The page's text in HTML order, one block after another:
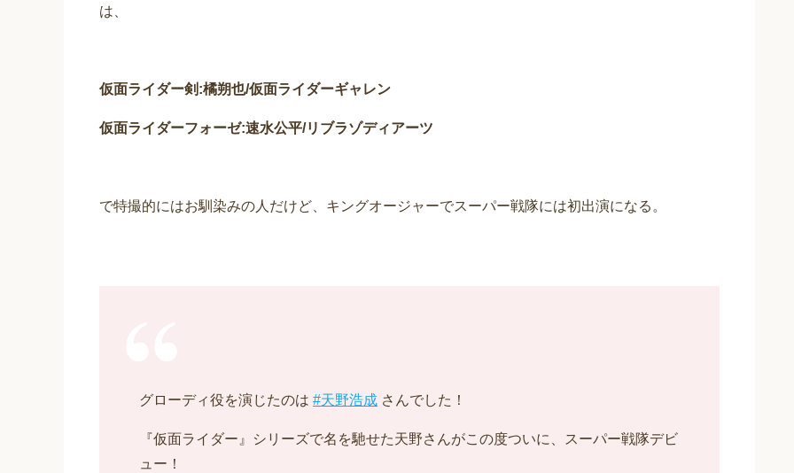
は、
仮面ライダー剣:橘朔也/仮面ライダーギャレン
仮面ライダーフォーゼ:速水公平/リブラゾディアーツ
で特撮的にはお馴染みの人だけど、キングオージャーでスーパー戦隊には初出演になる。
グローディ役を演じたのは #天野浩成 さんでした！
『仮面ライダー』シリーズで名を馳せた天野さんがこの度ついに、スーパー戦隊デビ
ュー！